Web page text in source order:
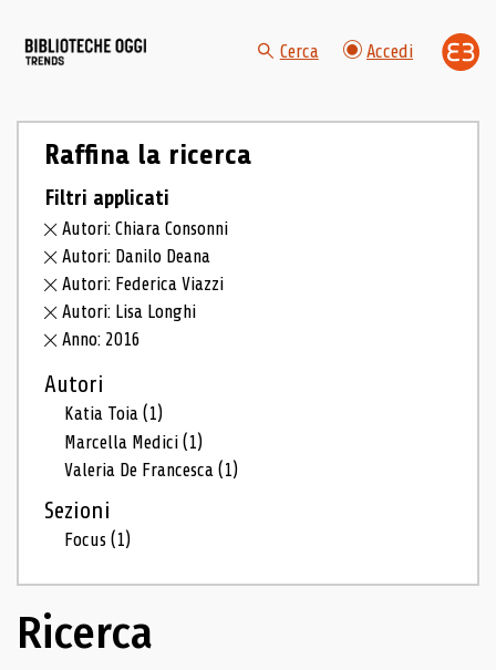
Cerca Accedi
Raffina la ricerca
Filtri applicati
Autori: Chiara Consonni
Autori: Danilo Deana
Autori: Federica Viazzi
Autori: Lisa Longhi
Anno: 2016
Autori
Katia Toia(1)
Marcella Medici(1)
Valeria De Francesca(1)
Sezioni
Focus(1)
Ricerca